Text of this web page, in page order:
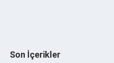
Son İçerikler